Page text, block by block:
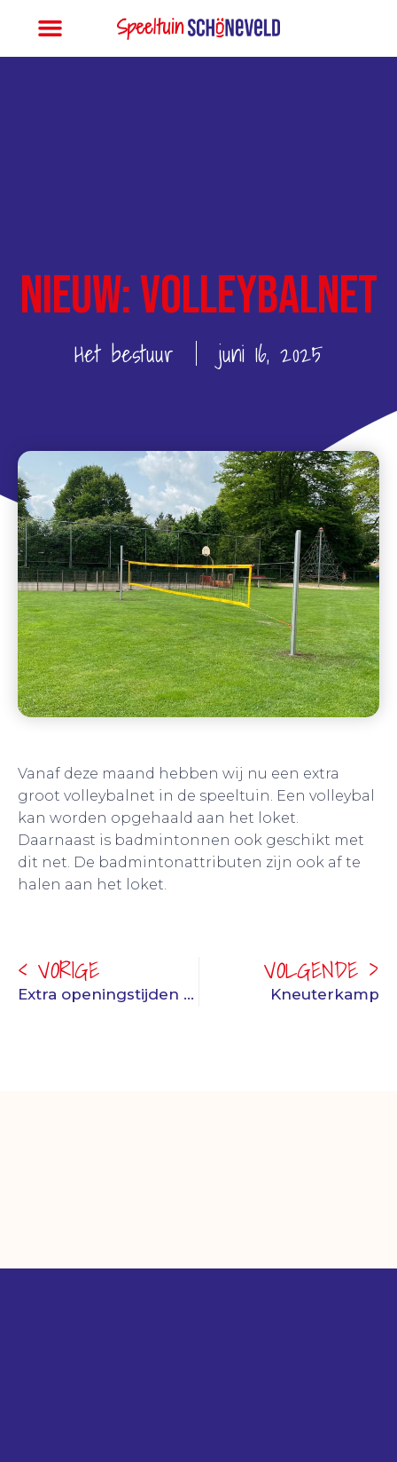
NIEUW: Volleybalnet
Het bestuur juni 16, 2025
Vanaf deze maand hebben wij nu een extra
groot volleybalnet in de speeltuin. Een volleybal
kan worden opgehaald aan het loket.
Daarnaast is badmintonnen ook geschikt met
dit net. De badmintonattributen zijn ook af te
halen aan het loket.
< VORIGE
Extra openingstijden mei 2025
VOLGENDE >
Kneuterkamp